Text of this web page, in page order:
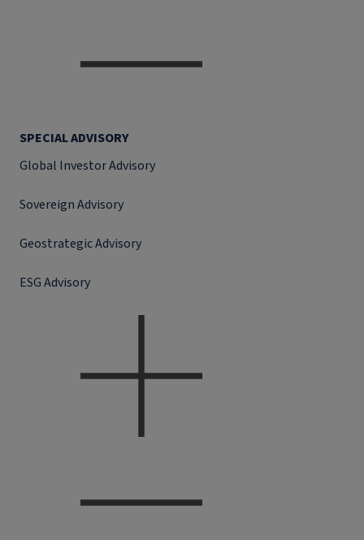
SPECIAL ADVISORY
Global Investor Advisory
Sovereign Advisory
Geostrategic Advisory
ESG Advisory